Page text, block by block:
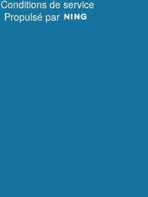
Conditions de service
Propulsé par